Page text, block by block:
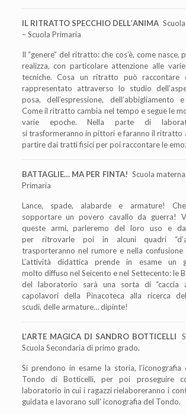
IL RITRATTO SPECCHIO DELL’ANIMA
– Scuola Primaria
Il “genere”del ritratto: che cos’è, come nasce,
realizza, con particolare attenzione alle
tecniche. Cosa un ritratto può
rappresentato attraverso lo studio dell’
posa,dell’espressione, dell’abbigliamento
Come il ritratto cambia nel tempo e segue le
varie epoche. Nella parte di
si trasformeranno in pittori e faranno il ritratto
partire dai tratti fisici per poi raccontare le
BATTAGLIE… MA PER FINTA! Scuola
Primaria
Lance, spade, alabarde e armature!
sopportare un povero cavallo da guerra!
queste armi, parleremo del loro uso e
per ritrovarle poi in alcuni quadri
trasporteranno nel rumore e nella
L’attività didattica prende in esame un
molto diffuso nel Seicento e nel Settecento: le
del laboratorio sarà una sorta di
capolavori della Pinacoteca alla ricerca
scudi, delle armature… dipinte!
L’ARTE MAGICA DI SANDRO BOTTICELLI
Scuola Secondaria di primo grado.
Si prendono in esame la storia, l’
Tondo di Botticelli, per poi proseguire
laboratorio in cui i ragazzi rielaboreranno i
guidata e lavorano sull’ iconografia del Tondo.